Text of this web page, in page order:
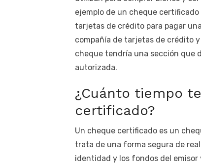
ejemplo de un cheque
tarjetas de crédito para pagar
compañía de tarjetas de crédito
cheque tendría una sección que
autorizada.
¿Cuánto tiempo
certificado?
Un cheque certificado es un
trata de una forma segura de
identidad y los fondos del